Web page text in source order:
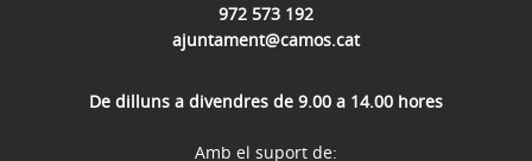
972 573 192
ajuntament@camos.cat
De dilluns a divendres de 9.00 a 14.00 hores
Amb el suport de: